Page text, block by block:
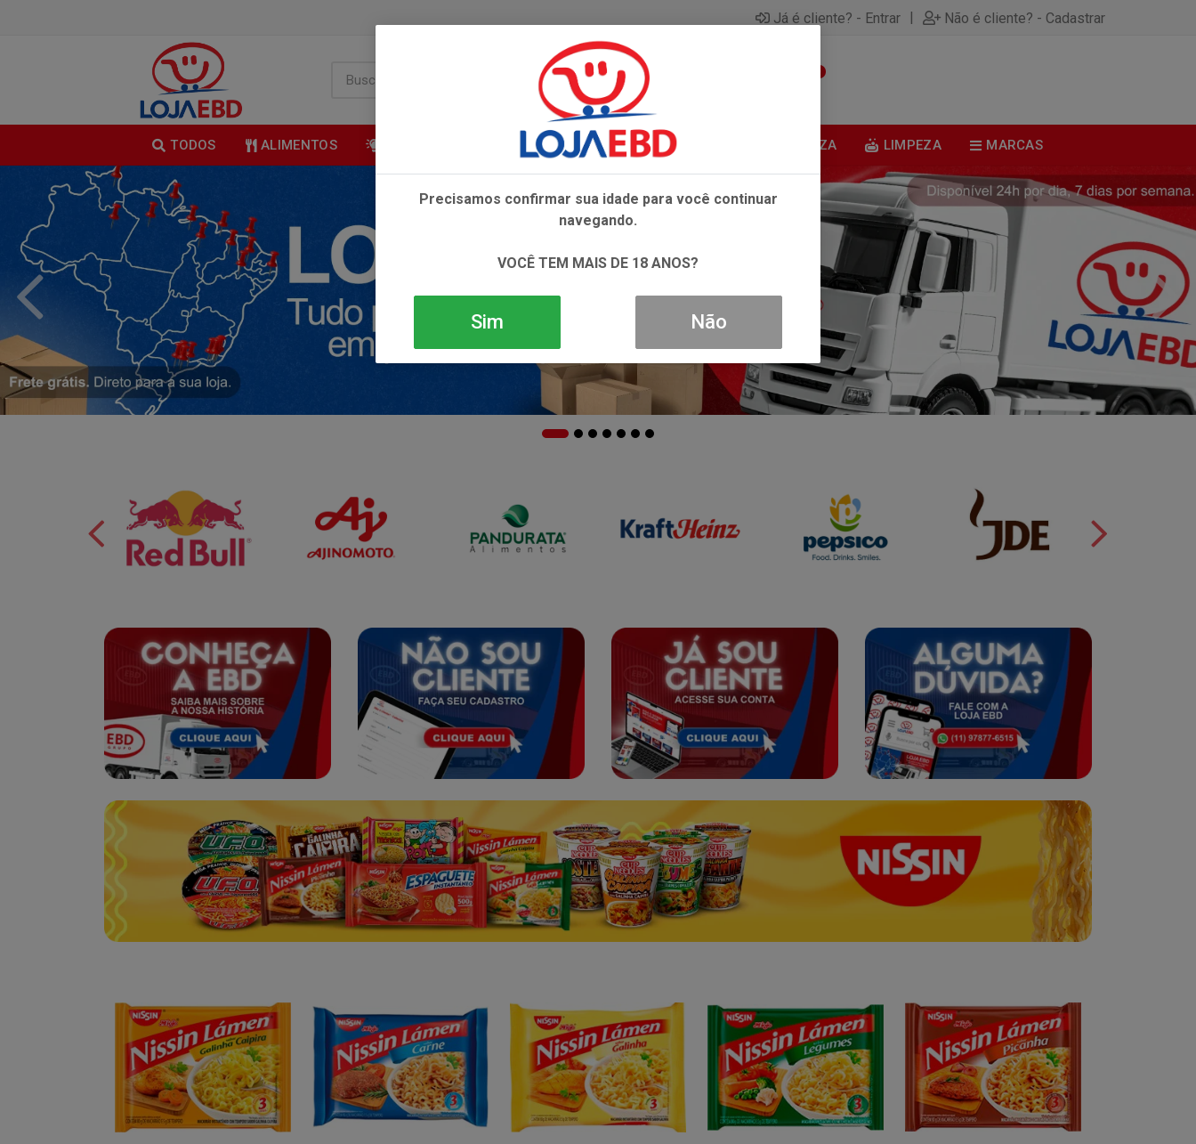
Já é cliente? - Entrar | Não é cliente? - Cadastrar
TODOS ALIMENTOS BEBIDAS CONGELADOS HIGIENE E BELEZA LIMPEZA MARCAS
Precisamos confirmar sua idade para você continuar
navegando.
VOCÊ TEM MAIS DE 18 ANOS?
Sim Não